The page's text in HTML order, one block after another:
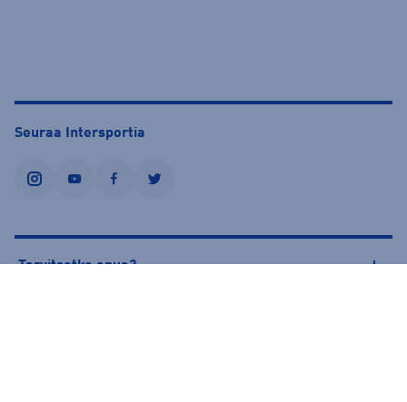
Seuraa Intersportia
instagramyoutubefacebooktwitter
Tarvitsetko apua?